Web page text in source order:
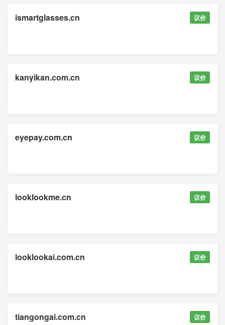
ismartglasses.cn 议价
kanyikan.com.cn 议价
eyepay.com.cn 议价
looklookme.cn 议价
looklookai.com.cn 议价
tiangongai.com.cn 议价